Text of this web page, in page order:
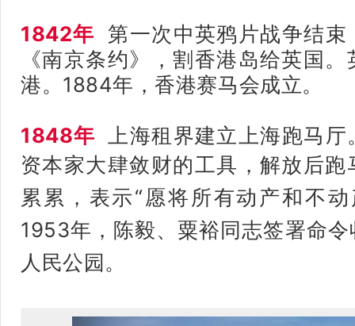
1842年 第一次中英鸦片战争结
《南京条约》，割香港岛给英国。
港。 1884年，香港赛马会成立。
1848年
上海租界建立上海跑马厅
资本家大肆敛财的工具，解放后
累累，表示“愿将所有动产和不
1953年，陈毅、粟裕同志签署命
人民公园。